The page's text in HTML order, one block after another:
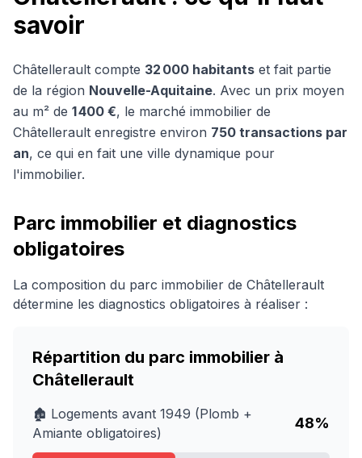
savoir
Châtellerault compte 32 000 habitants et fait partie
de la région Nouvelle-Aquitaine. Avec un prix moyen
au m² de 1 400 €, le marché immobilier de
Châtellerault enregistre environ 750 transactions par
an, ce qui en fait une ville dynamique pour
l'immobilier.
Parc immobilier et diagnostics
obligatoires
La composition du parc immobilier de Châtellerault
détermine les diagnostics obligatoires à réaliser :
Répartition du parc immobilier à
Châtellerault
🏚️ Logements avant 1949 (Plomb +
Amiante obligatoires)
48%